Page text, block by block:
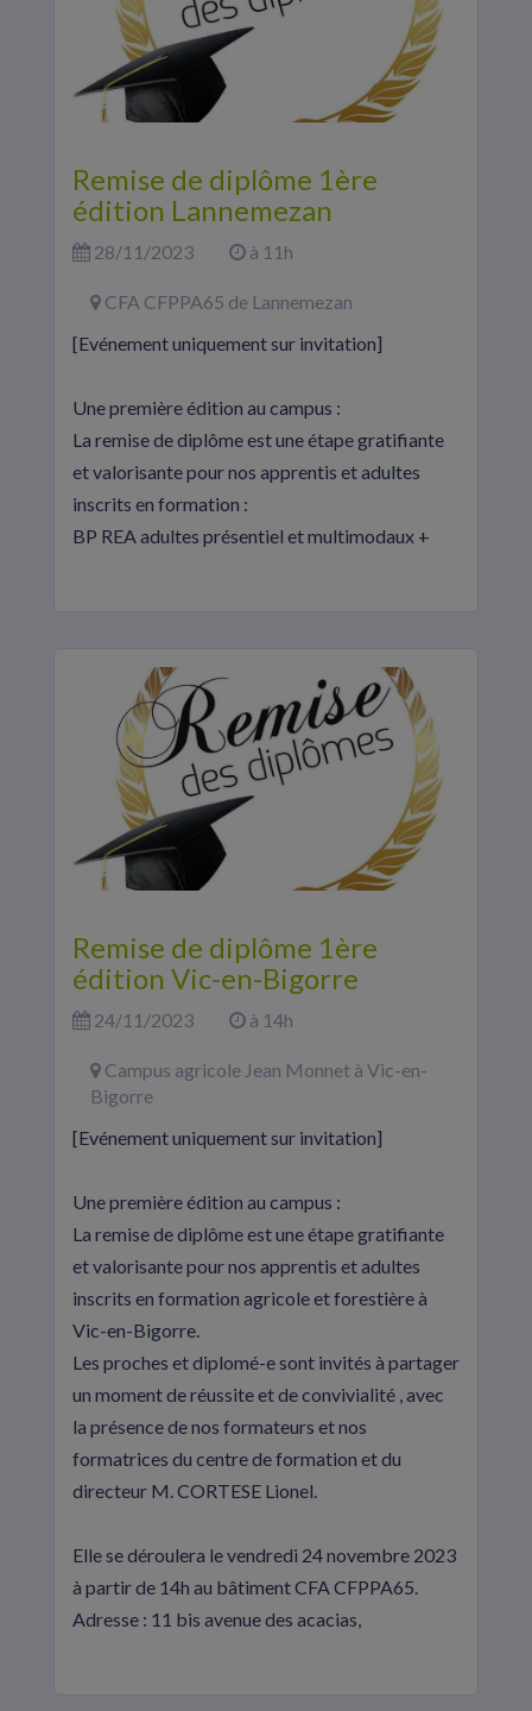
Remise de diplôme 1ère
édition Lannemezan
28/11/2023 à 11h
CFA CFPPA65 de Lannemezan
[Evénement uniquement sur invitation]
Une première édition au campus :
La remise de diplôme est une étape gratifiante
et valorisante pour nos apprentis et adultes
inscrits en formation :
BP REA adultes présentiel et multimodaux +
Remise de diplôme 1ère
édition Vic-en-Bigorre
24/11/2023 à 14h
Campus agricole Jean Monnet à Vic-en-
Bigorre
[Evénement uniquement sur invitation]
Une première édition au campus :
La remise de diplôme est une étape gratifiante
et valorisante pour nos apprentis et adultes
inscrits en formation agricole et forestière à
Vic-en-Bigorre.
Les proches et diplomé-e sont invités à partager
un moment de réussite et de convivialité , avec
la présence de nos formateurs et nos
formatrices du centre de formation et du
directeur M. CORTESE Lionel.
Elle se déroulera le vendredi 24 novembre 2023
à partir de 14h au bâtiment CFA CFPPA65.
Adresse : 11 bis avenue des acacias,